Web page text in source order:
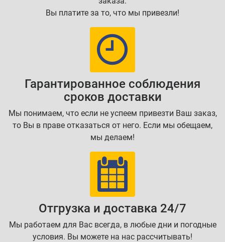
Вы платите за то, что мы привезли!
Гарантированное соблюдения
сроков доставки
Мы понимаем, что если не успеем привезти Ваш заказ,
то Вы в праве отказаться от него. Если мы обещаем,
мы делаем!
Отгрузка и доставка 24/7
Мы работаем для Вас всегда, в любые дни и погодные
условия. Вы можете на нас рассчитывать!